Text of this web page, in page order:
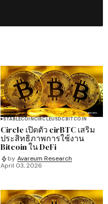
STABLECOINCIRCLEUSDCBITCOIN
Circle เปิดตัว cirBTC เสริม
ประสิทธิภาพการใช้งาน
Bitcoin ใน DeFi
by Avareum Research
April 03, 2026